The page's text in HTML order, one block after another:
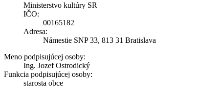
Ministerstvo kultúry SR
IČO:
00165182
Adresa:
Námestie SNP 33, 813 31 Bratislava
Meno podpisujúcej osoby:
Ing. Jozef Ostrodický
Funkcia podpisujúcej osoby:
starosta obce